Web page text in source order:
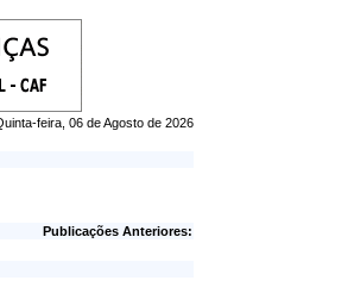
feira, 06 de Agosto de 2026
Publicações Anteriores: